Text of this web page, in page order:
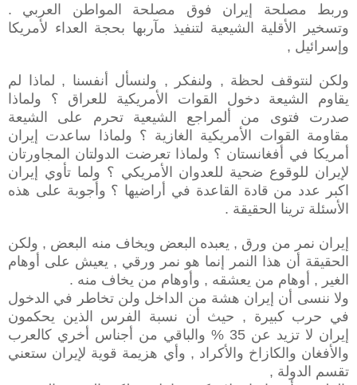
وربط مصلحة إيران فوق مصلحة المواطن العربي .
وتسخير الأقلية الشيعية لتنفيذ مآربها بحجة العداء لأمريكا
وإسرائيل ,
ولكن لنتوقف لحظة , ولنفكر , ولنسأل أنفسنا , لماذا لم
يقاوم الشيعة دخول القوات الأمريكية للعراق ؟ ولماذا
صدرت فتوى من ألمراجع الشيعية تحرم على الشيعة
مقاومة القوات الأمريكية الغازية ؟ ولماذا ساعدت إيران
أمريكا في أفغانستان ؟ ولماذا تعرضت الدولتان المجاورتان
لإيران للوقوع ضحية للعدوان الأمريكي ؟ ولما تأوي إيران
اكبر عدد من قادة القاعدة في أراضيها ؟ وأجوبة على هذه
الأسئلة ترينا الحقيقة .
إيران نمر من ورق , يعبده البعض ويخاف منه البعض , ولكن
الحقيقة أن هذا النمر إنما هو نمر ورقي , يعيش على أوهام
الغير , أوهام من يعشقه , وأوهام من يخاف منه .
ولا ننسى أن إيران هشة من الداخل ولن تخاطر في الدخول
في حرب كبيرة , حيث أن نسبة الفرس الذين يحكمون
إيران لا تزيد عن 35 % والباقي من أجناس أخري كالعرب
والأفغان والكازاخ والأكراد , وأي هزيمة قوية لإيران ستعني
تقسم الدولة ,